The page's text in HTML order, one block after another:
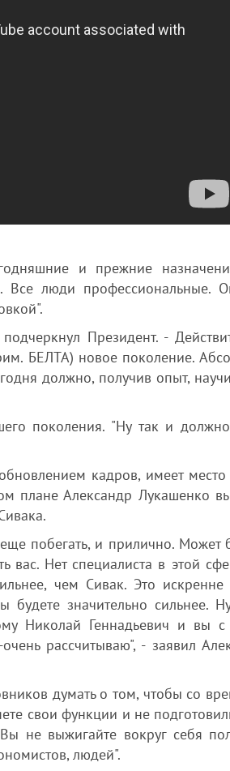
и прежние
Все люди профессиональные.
Президент. -
БЕЛТА) новое поколение.
должно, получив опыт,
поколения. "Ну так и
кадров, имеет
плане Александр Лукашенко
побегать, и прилично. Может
Нет специалиста в этой
чем Сивак. Это
будете значительно сильнее.
Николай Геннадьевич и вы
рассчитываю", - заявил
думать о том, чтобы со
свои функции и не
не выжигайте вокруг себя
людей".